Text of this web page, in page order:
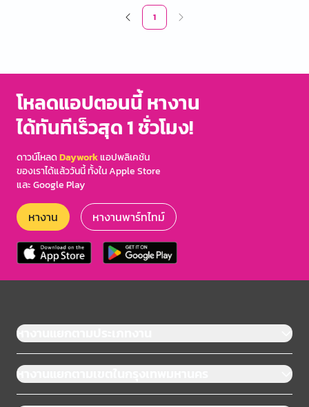
1
โหลดแอปตอนนี้ หางาน
ได้ทันทีเร็วสุด 1 ชั่วโมง!
ดาวน์โหลดDayworkแอปพลิเคชัน
ของเราได้แล้ววันนี้ ทั้งใน Apple Store
และ Google Play
หางาน หางานพาร์ทไทม์
หางานแยกตามประเภทงาน
หางานแยกตามเขตในกรุงเทพมหานคร